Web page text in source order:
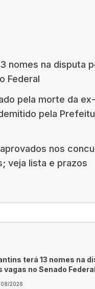
nomes na disputa
Federal
pela morte da ex-
pela
nos
veja lista e prazos
terá 13 nomes na
vagas no Senado Federal
2026